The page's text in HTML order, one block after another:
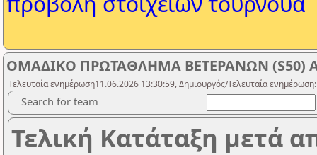
ΟΜΑΔΙΚΟ ΠΡΩΤΑΘΛΗΜΑ ΒΕΤΕΡΑΝΩΝ (S50)
Τελευταία ενημέρωση11.06.2026 13:30:59, Δημιουργός/Τελευταία
Search for team
Τελική Κατάταξη μετά